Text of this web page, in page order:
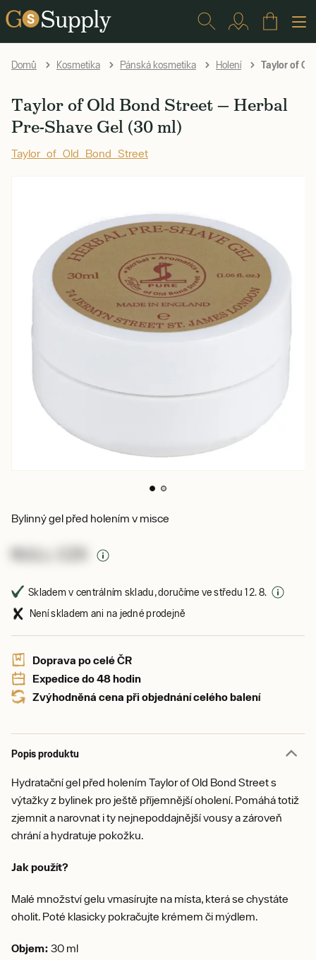
Domů Kosmetika Pánská kosmetika Holení Taylor of
Taylor of Old Bond Street — Herbal
Pre-Shave Gel (30 ml)
Taylor of Old Bond Street
Bylinný gel před holením v misce
NULL CZK
Skladem v centrálním skladu, doručíme ve středu 12. 8.
Není skladem ani na jedné prodejně
Doprava po celé ČR
Expedice do 48 hodin
Zvýhodněná cena při objednání celého balení
Popis produktu
Hydratační gel před holením Taylor of Old Bond Street s
výtažky z bylinek pro ještě příjemnější oholení. Pomáhá totiž
zjemnit a narovnat i ty nejnepoddajnější vousy a zároveň
chrání a hydratuje pokožku.
Jak použít?
Malé množství gelu vmasírujte na místa, která se chystáte
oholit. Poté klasicky pokračujte krémem či mýdlem.
Objem: 30 ml